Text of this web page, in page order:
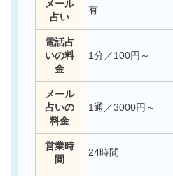
メール
占い
有
電話占
いの料
金
1分／100円～
メール
占いの
料金
1通／3000円～
営業時
間
24時間